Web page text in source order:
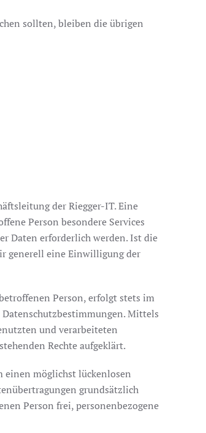
sollten, bleiben die übrigen
der Riegger-IT. Eine
Person besondere Services
Daten erforderlich werden. Ist die
generell eine Einwilligung der
Person, erfolgt stets im
Mittels
und verarbeiteten
Rechte aufgeklärt.
einen möglichst lückenlosen
grundsätzlich
Person frei, personenbezogene